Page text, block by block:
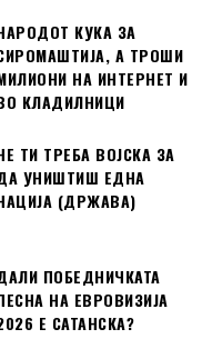
КУКА ЗА
А ТРОШИ
НА ИНТЕРНЕТ И
КЛАДИЛНИЦИ
ТИ ТРЕБА ВОЈСКА ЗА
УНИШТИШ ЕДНА
(ДРЖАВА)
ПОБЕДНИЧКАТА
НА ЕВРОВИЗИЈА
Е САТАНСКА?